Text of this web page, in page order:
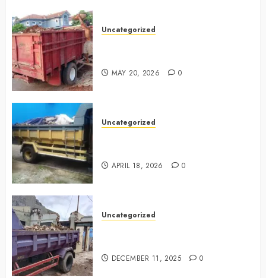
Uncategorized
MAY 20, 2026 0
Uncategorized
APRIL 18, 2026 0
Uncategorized
DECEMBER 11, 2025 0